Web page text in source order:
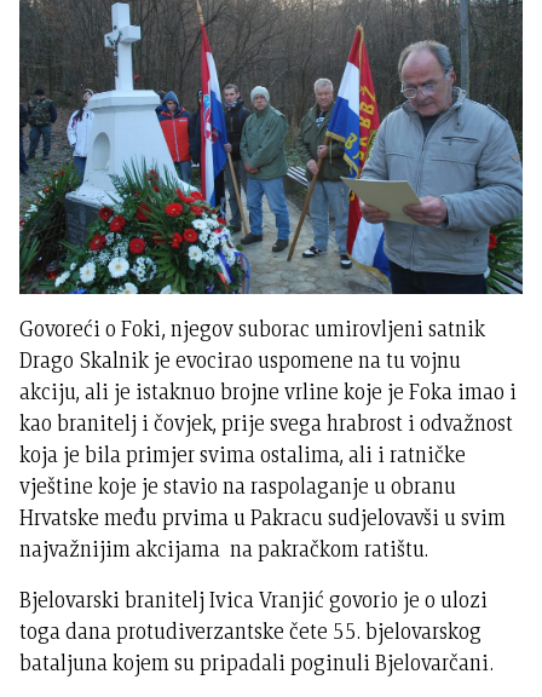
Govoreći o Foki, njegov suborac umirovljeni satnik
Drago Skalnik je evocirao uspomene na tu vojnu
akciju, ali je istaknuo brojne vrline koje je Foka imao i
kao branitelj i čovjek, prije svega hrabrost i odvažnost
koja je bila primjer svima ostalima, ali i ratničke
vještine koje je stavio na raspolaganje u obranu
Hrvatske među prvima u Pakracu sudjelovavši u svim
najvažnijim akcijama na pakračkom ratištu.
Bjelovarski branitelj Ivica Vranjić govorio je o ulozi
toga dana protudiverzantske čete 55. bjelovarskog
bataljuna kojem su pripadali poginuli Bjelovarčani.